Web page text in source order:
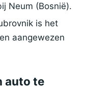
Neum (Bosnië).
is het
aangewezen
auto te